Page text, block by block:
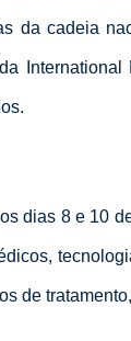
da cadeia
dias 8 e 10
de